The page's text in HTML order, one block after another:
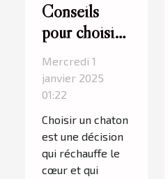
Conseils
pour choisir
le bon chaton
dans un
élevage
spécialisé
Mercredi 1
janvier 2025
01:22
Choisir un chaton
est une décision
qui réchauffe le
cœur et qui